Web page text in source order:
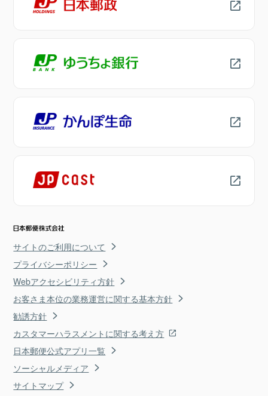
サイトのご利用について
プライバシーポリシー
Webアクセシビリティ方針
お客さま本位の業務運営に関する基本方針
勧誘方針
カスタマーハラスメントに関する考え方
日本郵便公式アプリ一覧
ソーシャルメディア
サイトマップ